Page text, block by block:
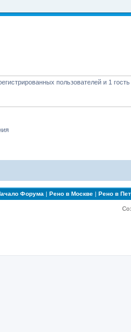
пользователей и 1 гость
Форума | Рено в Москве| Рено в